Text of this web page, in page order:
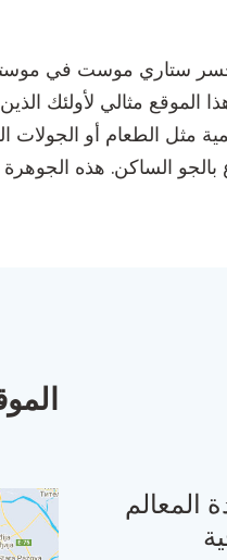
ستاري موست في موستار
مثالي لأولئك الذين
مثل الطعام أو الجولات
بالجو الساكن. هذه
المعالم